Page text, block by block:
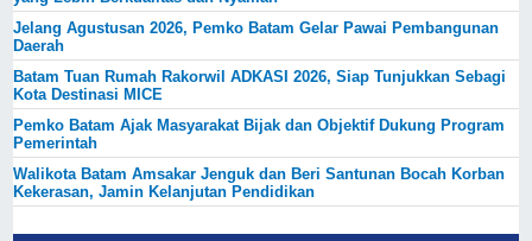
Jelang Agustusan 2026, Pemko Batam Gelar Pawai Pembangunan
Daerah
Batam Tuan Rumah Rakorwil ADKASI 2026, Siap Tunjukkan Sebagi
Kota Destinasi MICE
Pemko Batam Ajak Masyarakat Bijak dan Objektif Dukung Program
Pemerintah
Walikota Batam Amsakar Jenguk dan Beri Santunan Bocah Korban
Kekerasan, Jamin Kelanjutan Pendidikan